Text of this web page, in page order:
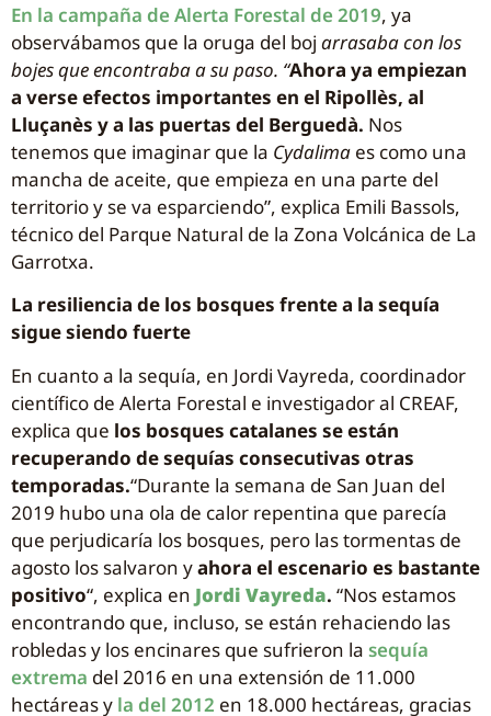
En la campaña de Alerta Forestal de 2019, ya
observábamos que la oruga del boj arrasaba con los
bojes que encontraba a su paso. “Ahora ya empiezan
a verse efectos importantes en el Ripollès, al
Lluçanès y a las puertas del Berguedà. Nos
tenemos que imaginar que la Cydalima es como una
mancha de aceite, que empieza en una parte del
territorio y se va esparciendo”, explica Emili Bassols,
técnico del Parque Natural de la Zona Volcánica de La
Garrotxa.
La resiliencia de los bosques frente a la sequía
sigue siendo fuerte
En cuanto a la sequía, en Jordi Vayreda, coordinador
científico de Alerta Forestal e investigador al CREAF,
explica que los bosques catalanes se están
recuperando de sequías consecutivas otras
temporadas.“Durante la semana de San Juan del
2019 hubo una ola de calor repentina que parecía
que perjudicaría los bosques, pero las tormentas de
agosto los salvaron yahora el escenario es bastante
positivo“, explica en Jordi Vayreda. “Nos estamos
encontrando que, incluso, se están rehaciendo las
robledas y los encinares que sufrieron la sequía
extrema del 2016 en una extensión de 11.000
hectáreas y la del 2012 en 18.000 hectáreas, gracias